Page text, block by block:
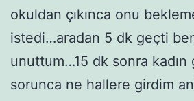
okuldan çıkınca onu
istedi…aradan 5 dk geçti
unuttum…15 dk sonra
sorunca ne hallere girdim